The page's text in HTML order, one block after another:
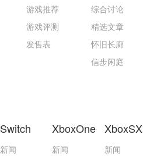
游戏推荐
游戏评测
发售表
综合讨论
精选文章
怀旧长廊
信步闲庭
Switch
新闻
XboxOne
新闻
XboxSX
新闻